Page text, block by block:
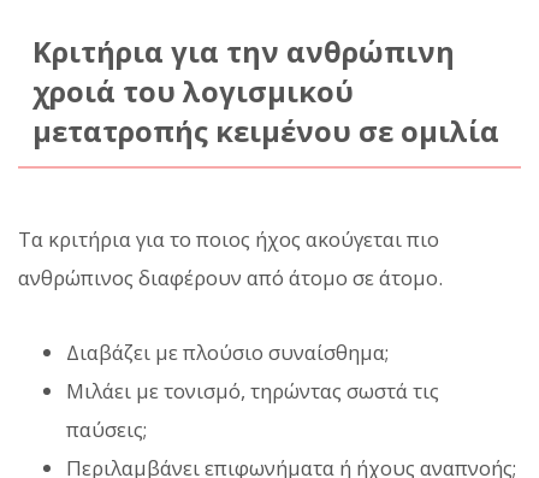
Κριτήρια για την ανθρώπινη
χροιά του λογισμικού
μετατροπής κειμένου σε ομιλία
Τα κριτήρια για το ποιος ήχος ακούγεται πιο
ανθρώπινος διαφέρουν από άτομο σε άτομο.
Διαβάζει με πλούσιο συναίσθημα;
Μιλάει με τονισμό, τηρώντας σωστά τις
παύσεις;
Περιλαμβάνει επιφωνήματα ή ήχους αναπνοής;